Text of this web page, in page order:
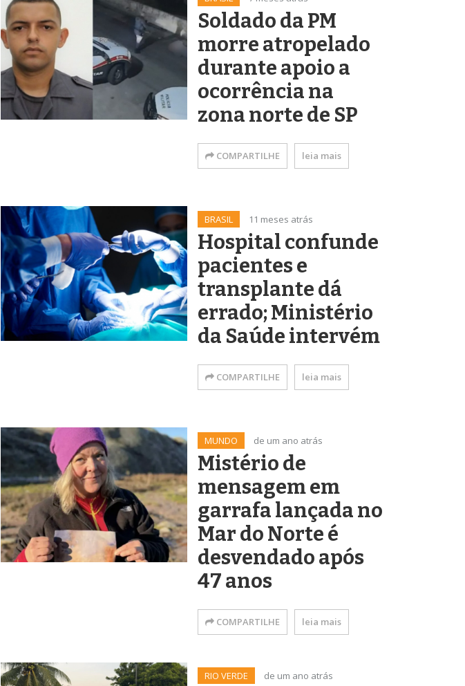
Soldado da PM
morre atropelado
durante apoio a
ocorrência na
zona norte de SP
COMPARTILHE leia mais
BRASIL 11 meses atrás
Hospital confunde
pacientes e
transplante dá
errado; Ministério
da Saúde intervém
COMPARTILHE leia mais
MUNDO de um ano atrás
Mistério de
mensagem em
garrafa lançada no
Mar do Norte é
desvendado após
47 anos
COMPARTILHE leia mais
RIO VERDE de um ano atrás